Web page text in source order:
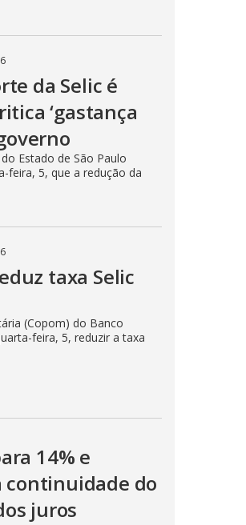
da Selic é
‘gastança
Estado de São Paulo
feira, 5, que a redução da
taxa Selic
(Copom) do Banco
feira, 5, reduzir a taxa
14% e
do
juros